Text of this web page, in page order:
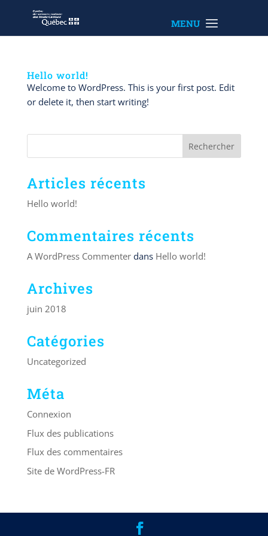
Hello world!
Welcome to WordPress. This is your first post. Edit
or delete it, then start writing!
Articles récents
Hello world!
Commentaires récents
A WordPress Commenterdans Hello world!
Archives
juin 2018
Catégories
Uncategorized
Méta
Connexion
Flux des publications
Flux des commentaires
Site de WordPress-FR